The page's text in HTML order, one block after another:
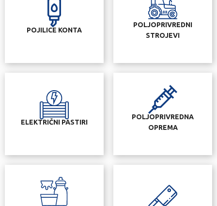
POJILICE KONTA
POLJOPRIVREDNI
STROJEVI
ELEKTRIČNI PASTIRI
POLJOPRIVREDNA
OPREMA